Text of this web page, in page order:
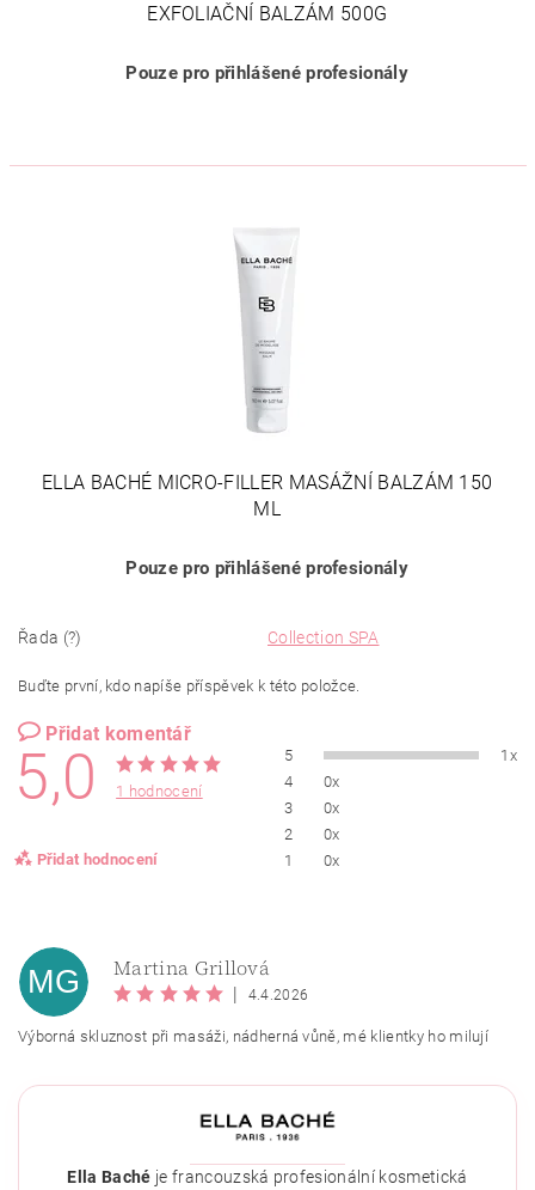
EXFOLIAČNÍ BALZÁM 500G
Pouze pro přihlášené profesionály
ELLA BACHÉ MICRO-FILLER MASÁŽNÍ BALZÁM 150
ML
Pouze pro přihlášené profesionály
Řada (?) Collection SPA
Buďte první, kdo napíše příspěvek k této položce.
Přidat komentář
5,0 1 hodnocení
Přidat hodnocení
5
1x
4
0x
3
0x
2
0x
1
0x
MG Martina Grillová
| 4.4.2026
Výborná skluznost při masáži, nádherná vůně, mé klientky ho milují
Ella Baché je francouzská profesionální kosmetická